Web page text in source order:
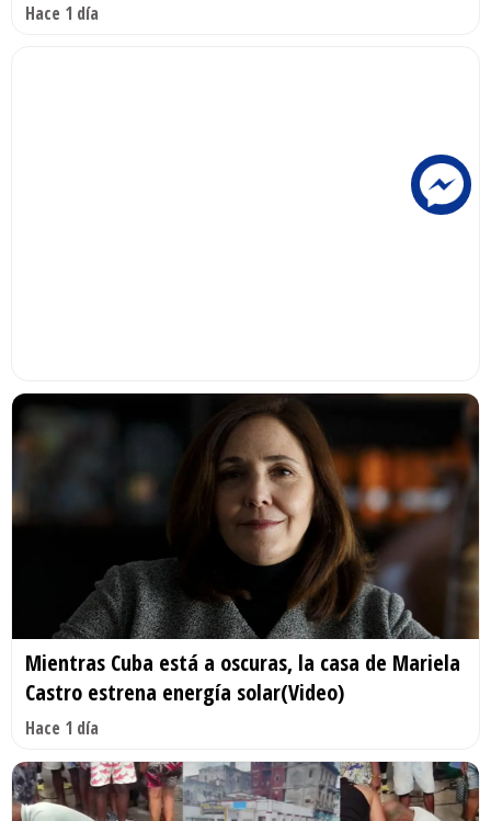
Hace 1 día
Mientras Cuba está a oscuras, la casa de Mariela
Castro estrena energía solar(Video)
Hace 1 día